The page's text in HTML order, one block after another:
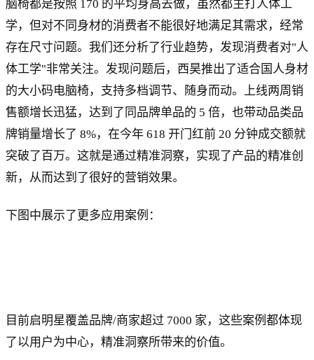
脑椅都是按照 170 的平均身高去做，虽然都主打人体工
学，但对不同身材的消费者不能很好地满足其需求，经常
存在尺寸问题。我们还分析了行业趋势，发现消费者对"人
体工学"非常关注。发现问题后，西昊推出了适合国人身材
的大小码电脑椅，支持多档调节、随身而动。上线两周销
售额增长迅猛，达到了同品牌单品的 5 倍，也带动品类品
牌销量增长了 8%，在今年 618 开门红前 20 分钟成交额就
突破了百万。这就是通过精准洞察，实现了产品的精准创
新，从而达到了很好的营销效果。
下图中展示了更多应用案例：
目前启明星覆盖品牌/商家超过 7000 家，这些案例都体现
了以用户为中心，精准洞察所带来的价值。